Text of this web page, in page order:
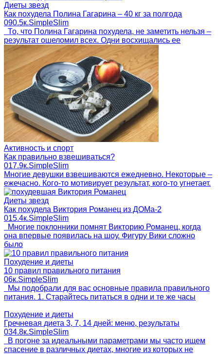
Диеты звезд
Как похудела Полина Гагарина – 40 кг за полгода
090.5к.SimpleSlim
То, что Полина Гагарина похудела, не заметить нельзя –
результат ошеломил всех. Одни восхищались ее
Активность и спорт
Как правильно взвешиваться?
017.9к.SimpleSlim
Многие девушки взвешиваются ежедневно. Некоторые –
ежечасно. Кого-то мотивирует результат, кого-то угнетает.
Диеты звезд
Как похудела Виктория Романец из ДОМа-2
015.4к.SimpleSlim
Многие поклонники помнят Викторию Романец, когда
она впервые появилась на шоу. Фигуру Вики сложно
было
Похудение и диеты
10 правил правильного питания
06к.SimpleSlim
Мы подобрали для вас основные правила правильного
питания. 1. Старайтесь питаться в одни и те же часы
Похудение и диеты
Гречневая диета 3, 7, 14 дней: меню, результаты
034.8к.SimpleSlim
В погоне за идеальными параметрами мы часто ищем
спасение в различных диетах, многие из которых не